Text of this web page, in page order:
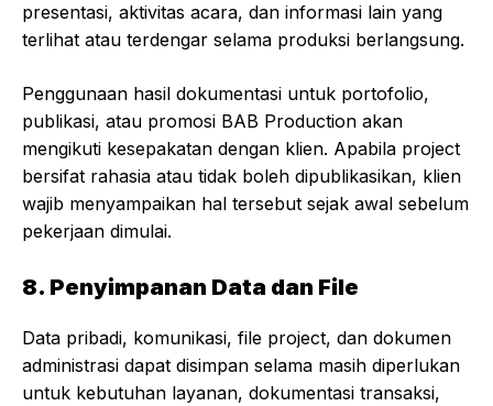
presentasi, aktivitas acara, dan informasi lain yang
terlihat atau terdengar selama produksi berlangsung.
Penggunaan hasil dokumentasi untuk portofolio,
publikasi, atau promosi BAB Production akan
mengikuti kesepakatan dengan klien. Apabila project
bersifat rahasia atau tidak boleh dipublikasikan, klien
wajib menyampaikan hal tersebut sejak awal sebelum
pekerjaan dimulai.
8. Penyimpanan Data dan File
Data pribadi, komunikasi, file project, dan dokumen
administrasi dapat disimpan selama masih diperlukan
untuk kebutuhan layanan, dokumentasi transaksi,